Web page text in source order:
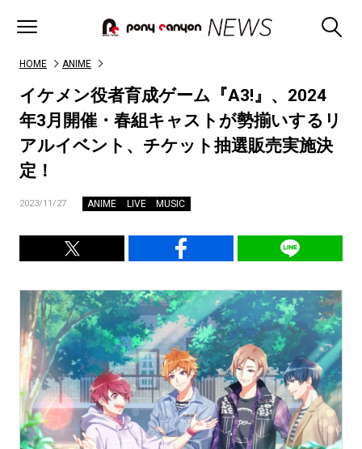
HOME ANIME
イケメン役者育成ゲーム『A3!』、2024
年3月開催・春組キャストが勢揃いするリ
アルイベント、チケット抽選販売実施決
定！
2023/11/27 ANIME LIVE MUSIC